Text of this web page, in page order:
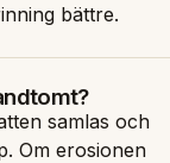
bättre.
samlas och
Om erosionen